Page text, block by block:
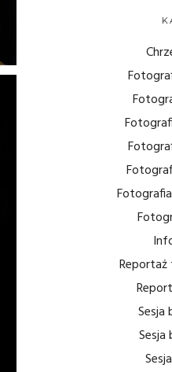
Sesja